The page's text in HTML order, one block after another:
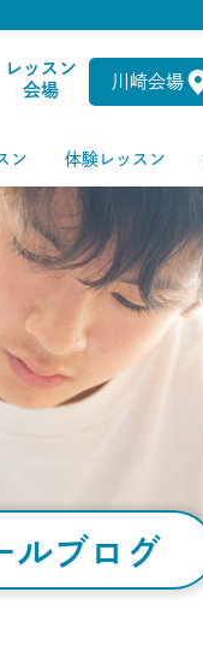
レッスン
会場
川崎会場
ン 体験レッスン
ルブログ